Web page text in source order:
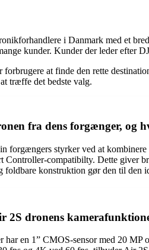
i Danmark med et
kunder. Kunder der leder
forbrugere at finde den rette
træffe det bedste valg.
fra dens forgænger, og
forgængers styrker ved at
Controller-compatibilty. Dette giver
konstruktion gør den til den
2S dronens
har en 1” CMOS-sensor med 20